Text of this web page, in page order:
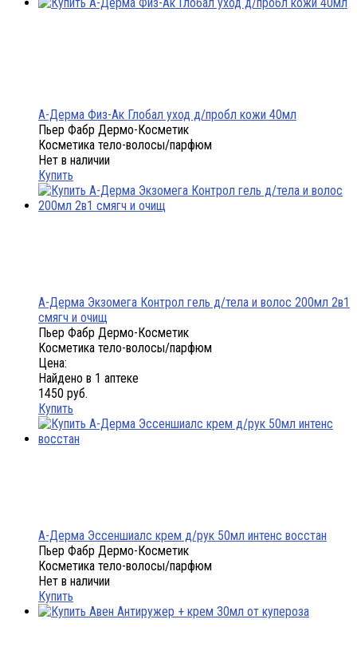
А-Дерма Физ-Ак Глобал уход д/пробл кожи 40мл
Пьер Фабр Дермо-Косметик
Косметика тело-волосы/парфюм
Нет в наличии
Купить
А-Дерма Экзомега Контрол гель д/тела и волос 200мл 2в1
смягч и очищ
Пьер Фабр Дермо-Косметик
Косметика тело-волосы/парфюм
Цена:
Найдено в 1 аптеке
1450 руб.
Купить
А-Дерма Эссеншиалс крем д/рук 50мл интенс восстан
Пьер Фабр Дермо-Косметик
Косметика тело-волосы/парфюм
Нет в наличии
Купить